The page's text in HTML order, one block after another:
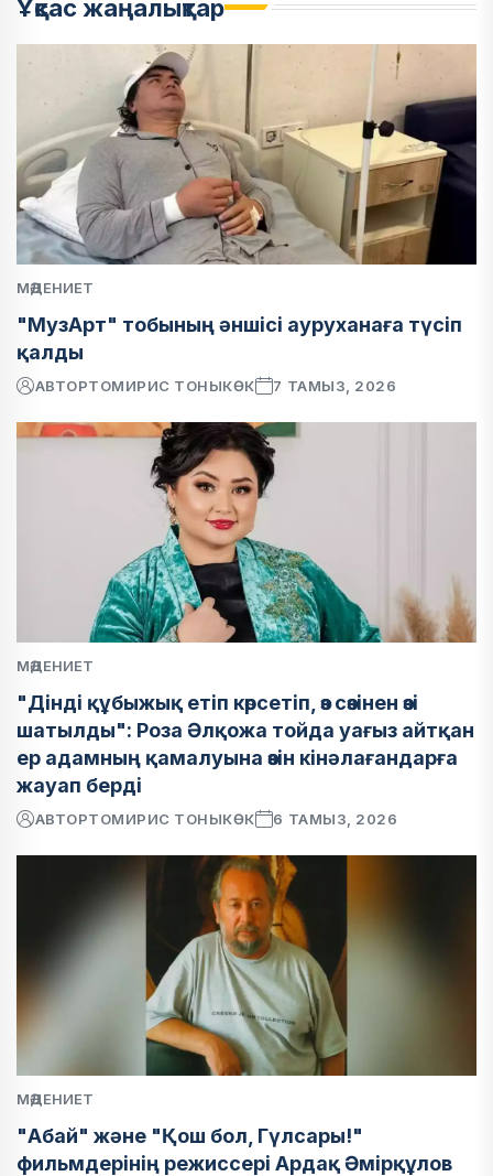
Ұқсас жаңалықтар
МӘДЕНИЕТ
"МузАрт" тобының әншісі ауруханаға түсіп
қалды
АВТОРТОМИРИС ТОНЫКӨК 7 ТАМЫЗ, 2026
МӘДЕНИЕТ
"Дінді құбыжық етіп көрсетіп, өз сөзінен өзі
шатылды": Роза Әлқожа тойда уағыз айтқан
ер адамның қамалуына өзін кінәлағандарға
жауап берді
АВТОРТОМИРИС ТОНЫКӨК 6 ТАМЫЗ, 2026
МӘДЕНИЕТ
"Абай" және "Қош бол, Гүлсары!"
фильмдерінің режиссері Ардақ Әмірқұлов